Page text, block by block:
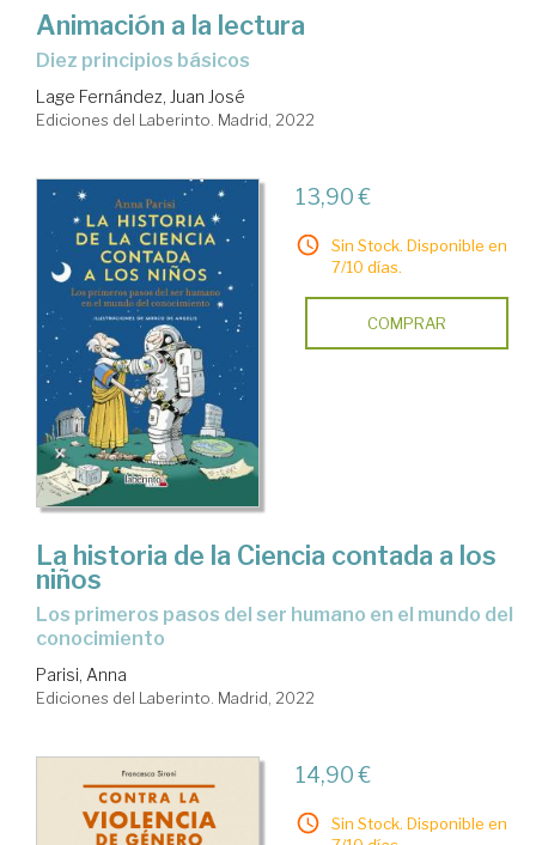
Animación a la lectura
diez principios básicos
Lage Fernández, Juan José
Ediciones del Laberinto. Madrid, 2022
13,90 €
Sin Stock. Disponible en
7/10 días.
COMPRAR
La historia de la Ciencia contada a los
niños
Los primeros pasos del ser humano en el mundo del
conocimiento
Parisi, Anna
Ediciones del Laberinto. Madrid, 2022
14,90 €
Sin Stock. Disponible en